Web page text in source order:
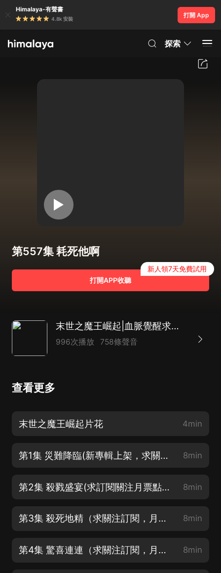
Himalaya-有聲書
4.8k 安裝
打開 App
探索
第557集 耗死他啊
打開APP收聽
新人領7天免費試用
末世之魔王崛起|血脈覺醒求生路&暴打僵屍異獸
996次播放 758條聲音
查看更多
末世之魔王崛起片花 4min
第1集 災難降臨(新專輯上架，求關注訂閱，月票點讚) 8min
第2集 殺戮盛宴(求訂閱關注月票點讚) 8min
第3集 殺死地精（求關注訂閱，月票點讚） 8min
第4集 驚喜連連（求關注訂閱，月票點讚） 8min